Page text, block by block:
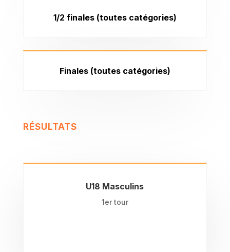
1/2 finales (toutes catégories)
Finales (toutes catégories)
RÉSULTATS
U18 Masculins
1er tour